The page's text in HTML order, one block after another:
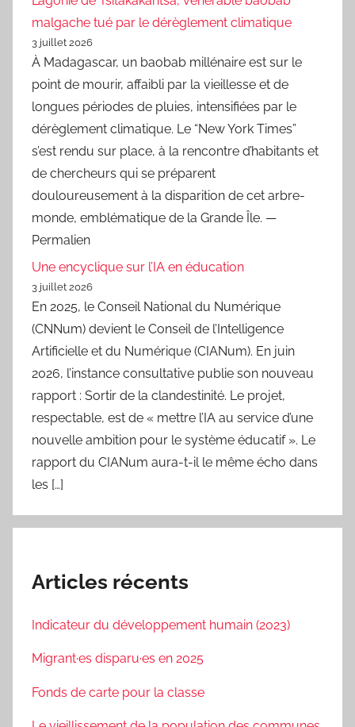
malgache tué par le dérèglement climatique
3 juillet 2026
À Madagascar, un baobab millénaire est sur le
point de mourir, affaibli par la vieillesse et de
longues périodes de pluies, intensifiées par le
dérèglement climatique. Le “New York Times”
s’est rendu sur place, à la rencontre d’habitants et
de chercheurs qui se préparent
douloureusement à la disparition de cet arbre-
monde, emblématique de la Grande Île. —
Permalien
Une encyclique sur l’IA en éducation
3 juillet 2026
En 2025, le Conseil National du Numérique
(CNNum) devient le Conseil de l’Intelligence
Artificielle et du Numérique (CIANum). En juin
2026, l’instance consultative publie son nouveau
rapport : Sortir de la clandestinité. Le projet,
respectable, est de « mettre l’IA au service d’une
nouvelle ambition pour le système éducatif ». Le
rapport du CIANum aura-t-il le même écho dans
les […]
Articles récents
Indicateur du développement humain (2023)
Migrant·es disparu·es en 2025
Fonds de carte pour la classe